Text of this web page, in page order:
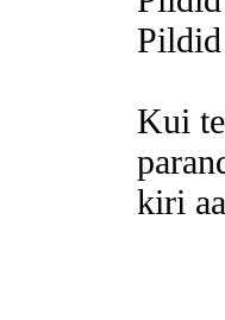
Kui
kiri